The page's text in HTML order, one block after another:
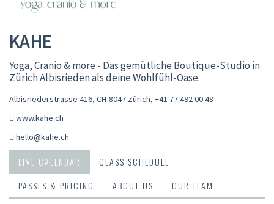
KAHE
Yoga, Cranio & more - Das gemütliche Boutique-Studio in
Zürich Albisrieden als deine Wohlfühl-Oase.
Albisriederstrasse 416, CH-8047 Zürich, +41 77 492 00 48
www.kahe.ch
hello@kahe.ch
LIVE CALENDAR
CLASS SCHEDULE
PASSES & PRICING
ABOUT US OUR TEAM